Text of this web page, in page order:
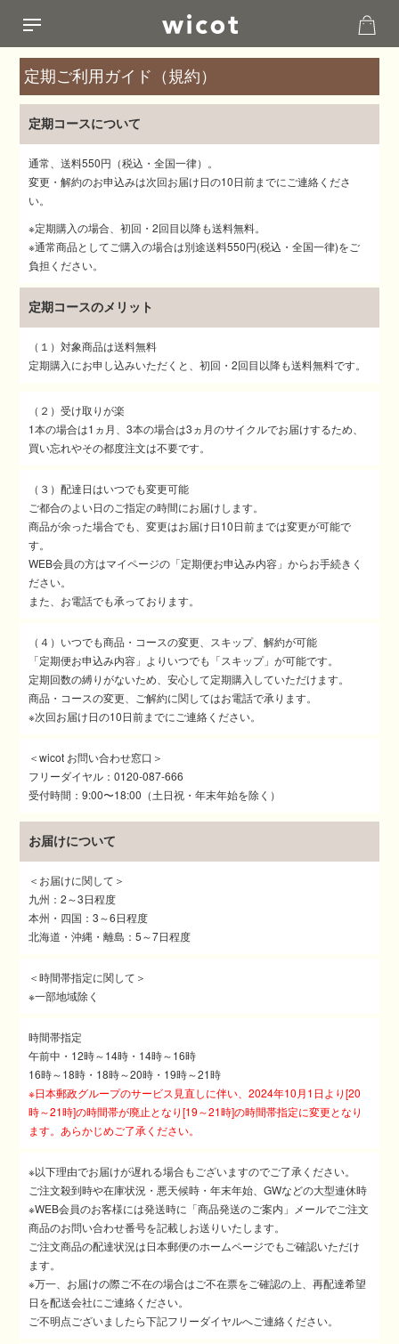
定期ご利用ガイド（規約）
定期コースについて
通常、送料550円（税込・全国一律）。
変更・解約のお申込みは次回お届け日の10日前までにご連絡くださ
い。
※定期購入の場合、初回・2回目以降も送料無料。
※通常商品としてご購入の場合は別途送料550円(税込・全国一律)をご
負担ください。
定期コースのメリット
（１）対象商品は送料無料
定期購入にお申し込みいただくと、初回・2回目以降も送料無料です。
（２）受け取りが楽
1本の場合は1ヵ月、3本の場合は3ヵ月のサイクルでお届けするため、
買い忘れやその都度注文は不要です。
（３）配達日はいつでも変更可能
ご都合のよい日のご指定の時間にお届けします。
商品が余った場合でも、変更はお届け日10日前までは変更が可能で
す。
WEB会員の方はマイページの「定期便お申込み内容」からお手続きく
ださい。
また、お電話でも承っております。
（４）いつでも商品・コースの変更、スキップ、解約が可能
「定期便お申込み内容」よりいつでも「スキップ」が可能です。
定期回数の縛りがないため、安心して定期購入していただけます。
商品・コースの変更、ご解約に関してはお電話で承ります。
※次回お届け日の10日前までにご連絡ください。
＜wicot お問い合わせ窓口＞
フリーダイヤル：0120-087-666
受付時間：9:00〜18:00（土日祝・年末年始を除く）
お届けについて
＜お届けに関して＞
九州：2～3日程度
本州・四国：3～6日程度
北海道・沖縄・離島：5～7日程度
＜時間帯指定に関して＞
※一部地域除く
時間帯指定
午前中・12時～14時・14時～16時
16時～18時・18時～20時・19時～21時
※日本郵政グループのサービス見直しに伴い、2024年10月1日より[20
時～21時]の時間帯が廃止となり[19～21時]の時間帯指定に変更となり
ます。あらかじめご了承ください。
※以下理由でお届けが遅れる場合もございますのでご了承ください。
ご注文殺到時や在庫状況・悪天候時・年末年始、GWなどの大型連休時
※WEB会員のお客様には発送時に「商品発送のご案内」メールでご注文
商品のお問い合わせ番号を記載しお送りいたします。
ご注文商品の配達状況は日本郵便のホームページでもご確認いただけ
ます。
※万一、お届けの際ご不在の場合はご不在票をご確認の上、再配達希望
日を配送会社にご連絡ください。
ご不明点ございましたら下記フリーダイヤルへご連絡ください。